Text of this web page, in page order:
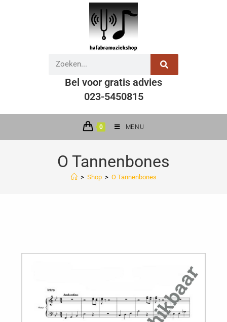
Bel voor gratis advies
023-5450815
0 MENU
O Tannenbones
> Shop > O Tannenbones